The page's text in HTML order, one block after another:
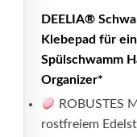
DEELIA®
Klebepad für
Spülschwamm
Organizer*
ROBUSTES
rostfreiem